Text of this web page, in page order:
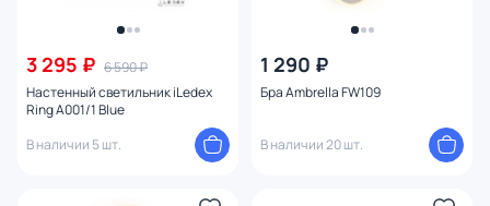
3 295 ₽ 6 590 ₽
Настенный светильник iLedex
Ring A001/1 Blue
В наличии 5 шт.
1 290 ₽
Бра Ambrella FW109
В наличии 20 шт.